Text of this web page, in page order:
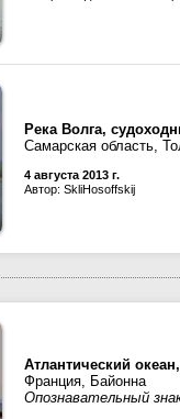
Река Волга,
Самарская область,
4 августа 2013 г.
Автор: SkliHosoffskij
Атлантический
Франция, Байонна
Опознавательный